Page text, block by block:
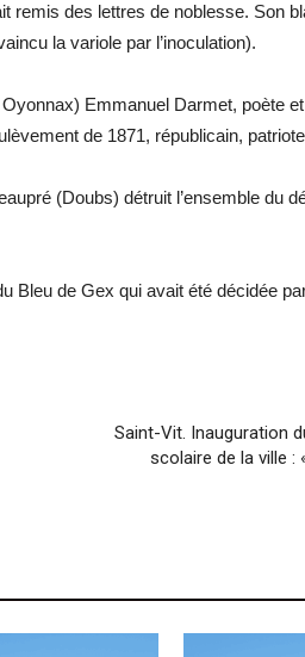
remis des lettres de noblesse. Son
la variole par l’inoculation).
Emmanuel Darmet, poète
de 1871, républicain,
(Doubs) détruit l’ensemble du
Bleu de Gex qui avait été décidée
Saint-Vit. Inauguration
scolaire de la ville :